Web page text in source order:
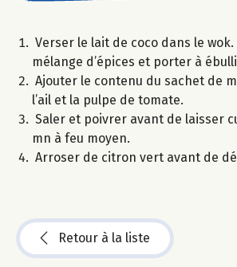
Verser le lait de coco dans le wok.
mélange d’épices et porter à
Ajouter le contenu du sachet de
l’ail et la pulpe de tomate.
Saler et poivrer avant de laisser
mn à feu moyen.
Arroser de citron vert avant de
Retour à la liste